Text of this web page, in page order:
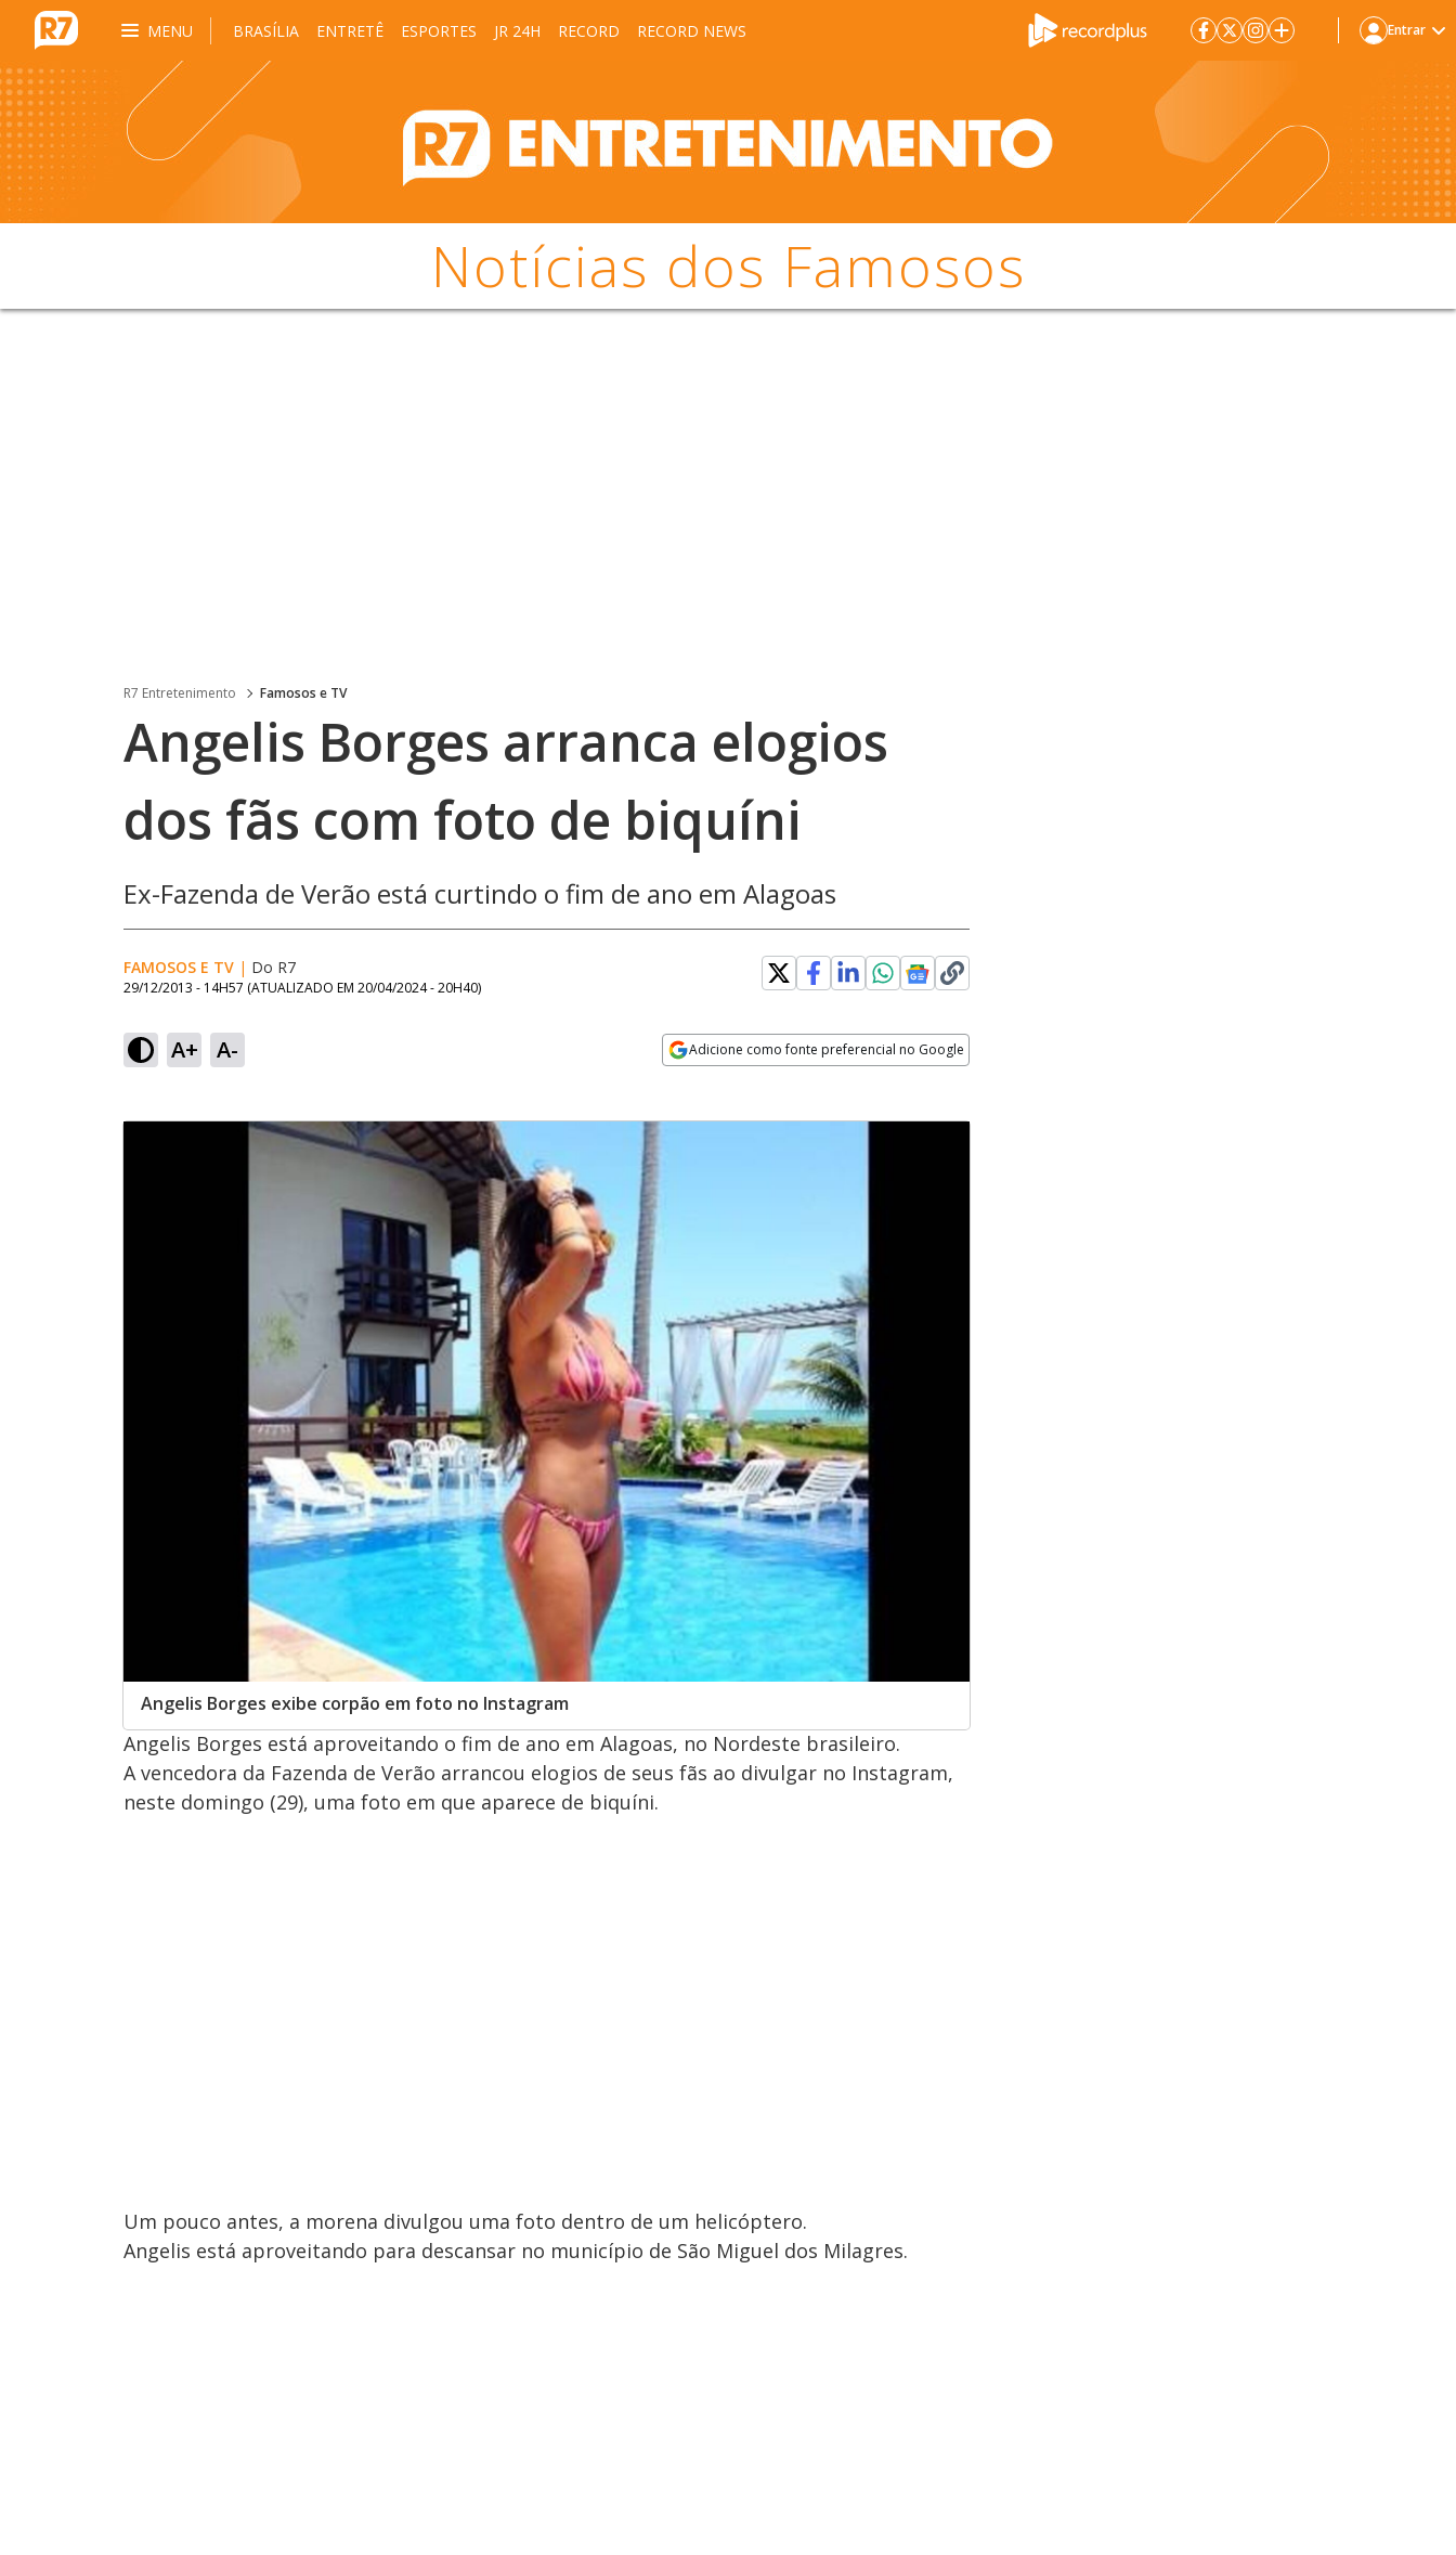
MENU BRASÍLIA ENTRETÊ ESPORTES JR 24H RECORD RECORD NEWS Entrar
Notícias dos Famosos
R7 Entretenimento Famosos e TV
Angelis Borges arranca elogios
dos fãs com foto de biquíni
Ex-Fazenda de Verão está curtindo o fim de ano em Alagoas
FAMOSOS E TV | Do R7
29/12/2013 - 14H57 (ATUALIZADO EM 20/04/2024 - 20H40)
A+ A- Adicione como fonte preferencial no Google
Angelis Borges exibe corpão em foto no Instagram
Angelis Borges está aproveitando o fim de ano em Alagoas, no Nordeste brasileiro.
A vencedora da Fazenda de Verão arrancou elogios de seus fãs ao divulgar no Instagram,
neste domingo (29), uma foto em que aparece de biquíni.
Um pouco antes, a morena divulgou uma foto dentro de um helicóptero.
Angelis está aproveitando para descansar no município de São Miguel dos Milagres.